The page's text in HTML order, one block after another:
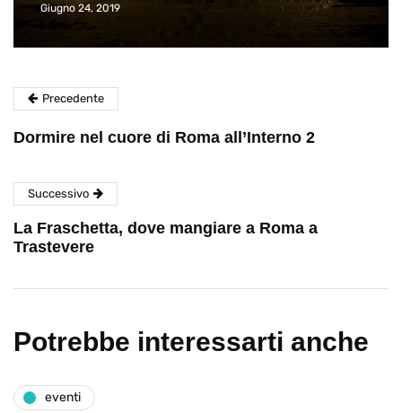
Giugno 24, 2019
Precedente
Dormire nel cuore di Roma all’Interno 2
Successivo
La Fraschetta, dove mangiare a Roma a
Trastevere
Potrebbe interessarti anche
eventi